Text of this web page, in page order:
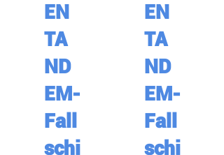
EN
TA
ND
EM-
Fall
schi
EN
TA
ND
EM-
Fall
schi